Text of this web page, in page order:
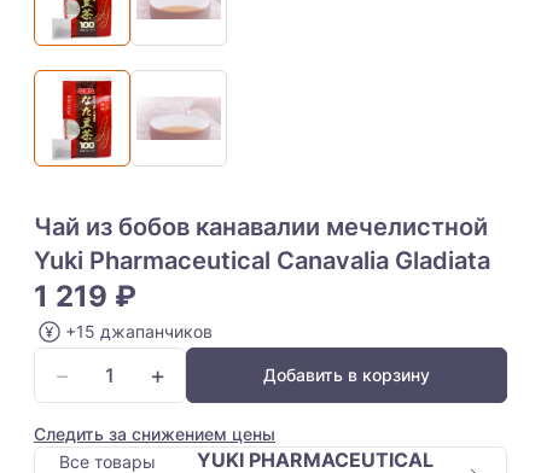
Чай из бобов канавалии мечелистной
Yuki Pharmaceutical Canavalia Gladiata
1 219 ₽
+15 джапанчиков
− + Добавить в корзину
Следить за снижением цены
Все товары
YUKI PHARMACEUTICAL